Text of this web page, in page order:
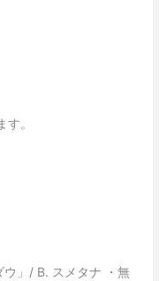
。
ウ」/ B. スメタナ ・無